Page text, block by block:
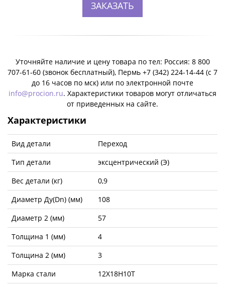
ЗАКАЗАТЬ
Уточняйте наличие и цену товара по тел: Россия: 8 800
707-61-60 (звонок бесплатный), Пермь +7 (342) 224-14-44 (c 7
до 16 часов по мск) или по электронной почте
info@procion.ru. Характеристики товаров могут отличаться
от приведенных на сайте.
Характеристики
Вид детали
Переход
Тип детали
эксцентрический (Э)
Вес детали (кг)
0,9
Диаметр Ду(Dn) (мм)
108
Диаметр 2 (мм)
57
Толщина 1 (мм)
4
Толщина 2 (мм)
3
Марка стали
12Х18Н10Т